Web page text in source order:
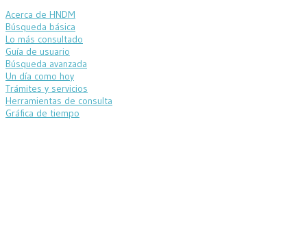
Acerca de HNDM
Búsqueda básica
Lo más consultado
Guía de usuario
Búsqueda avanzada
Un día como hoy
Trámites y servicios
Herramientas de consulta
Gráfica de tiempo